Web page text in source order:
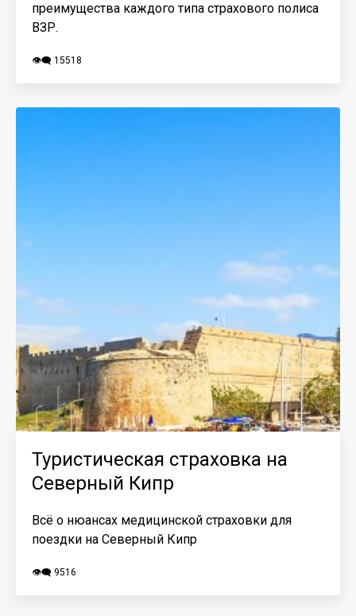
преимущества каждого типа страхового полиса
ВЗР.
👁️‍🗨️ 15518
Туристическая страховка на
Северный Кипр
Всё о нюансах медицинской страховки для
поездки на Северный Кипр
👁️‍🗨️ 9516